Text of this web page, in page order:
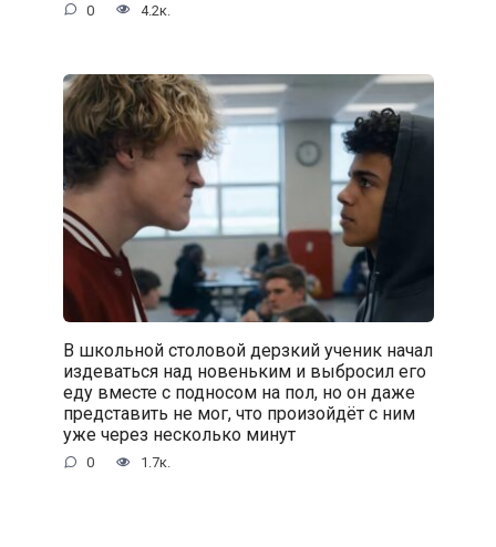
0 4.2к.
В школьной столовой дерзкий ученик начал
издеваться над новеньким и выбросил его
еду вместе с подносом на пол, но он даже
представить не мог, что произойдёт с ним
уже через несколько минут
0 1.7к.